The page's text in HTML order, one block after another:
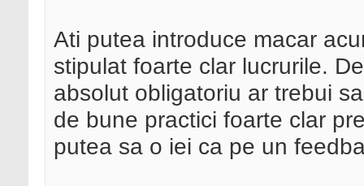
Ati putea introduce macar
stipulat foarte clar lucrurile.
absolut obligatoriu ar trebui
de bune practici foarte clar
putea sa o iei ca pe un